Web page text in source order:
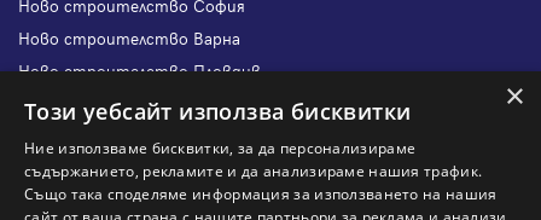
Ново строителство София
Ново строителство Варна
Ново строителство Пловдив
Ново строителство Бургас
Защо да отдам имот с Адрес?
Наши офиси
×
Този уебсайт използва бисквитки
Ние използваме бисквитки, за да персонализираме
съдържанието, рекламите и да анализираме нашия трафик.
Също така споделяме информация за използването на нашия